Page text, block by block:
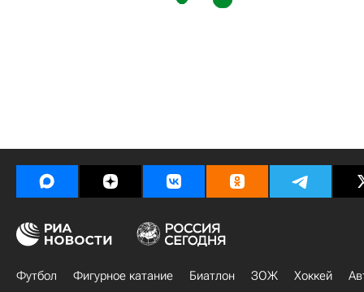
Футбол Фигурное катание Биатлон ЗОЖ Хоккей